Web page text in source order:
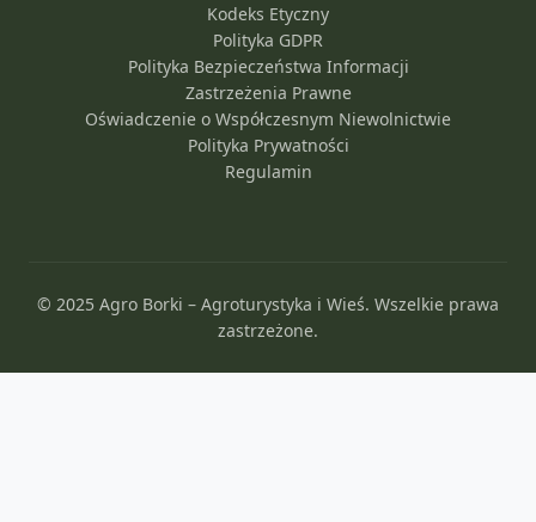
Kodeks Etyczny
Polityka GDPR
Polityka Bezpieczeństwa Informacji
Zastrzeżenia Prawne
Oświadczenie o Współczesnym Niewolnictwie
Polityka Prywatności
Regulamin
© 2025 Agro Borki – Agroturystyka i Wieś. Wszelkie prawa
zastrzeżone.